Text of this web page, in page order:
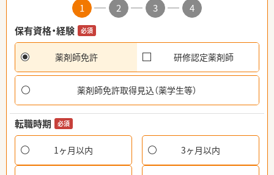
1 2 3
4
保有資格・経験
必須
薬剤師免許 研修認定薬剤師
薬剤師免許取得見込（薬学生等）
転職時期 必須
1ヶ月以内 3ヶ月以内